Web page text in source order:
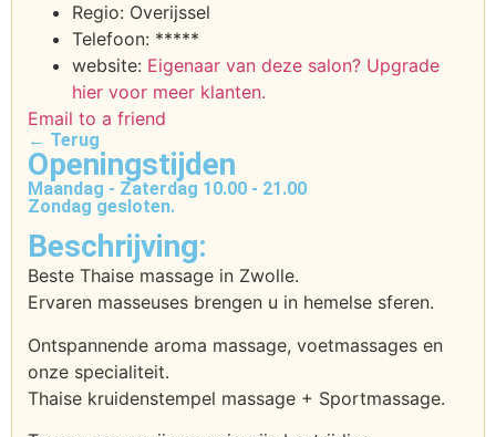
Regio: Overijssel
Telefoon: *****
website: Eigenaar van deze salon? Upgrade
hier voor meer klanten.
Email to a friend
← Terug
Openingstijden
Maandag - Zaterdag 10.00 - 21.00
Zondag gesloten.
Beschrijving:
Beste Thaise massage in Zwolle.
Ervaren masseuses brengen u in hemelse sferen.
Ontspannende aroma massage, voetmassages en
onze specialiteit.
Thaise kruidenstempel massage + Sportmassage.